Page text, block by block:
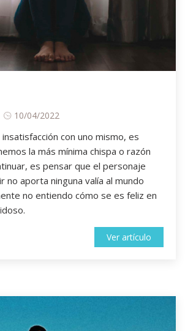
10/04/2022
con uno mismo, es
la más mínima chispa o razón
es pensar que el personaje
no aporta ninguna valía al mundo
no entiendo cómo se es feliz en
Ver artículo